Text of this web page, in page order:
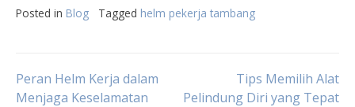
Posted in Blog Tagged helm pekerja tambang
Post
Peran Helm Kerja dalam
Menjaga Keselamatan
Tips Memilih Alat
Pelindung Diri yang Tepat